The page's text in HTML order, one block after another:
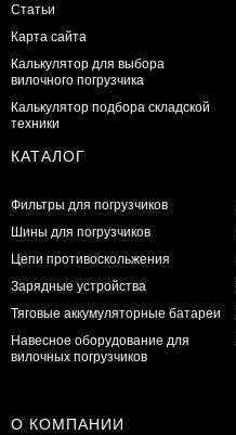
Статьи
Карта сайта
Калькулятор для выбора
вилочного погрузчика
Калькулятор подбора складской
техники
КАТАЛОГ
Фильтры для погрузчиков
Шины для погрузчиков
Цепи противоскольжения
Зарядные устройства
Тяговые аккумуляторные батареи
Навесное оборудование для
вилочных погрузчиков
О КОМПАНИИ